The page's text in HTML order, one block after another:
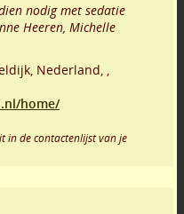
nodig met sedatie
Heeren, Michelle
Nederland,
home/
in de contactenlijst van je